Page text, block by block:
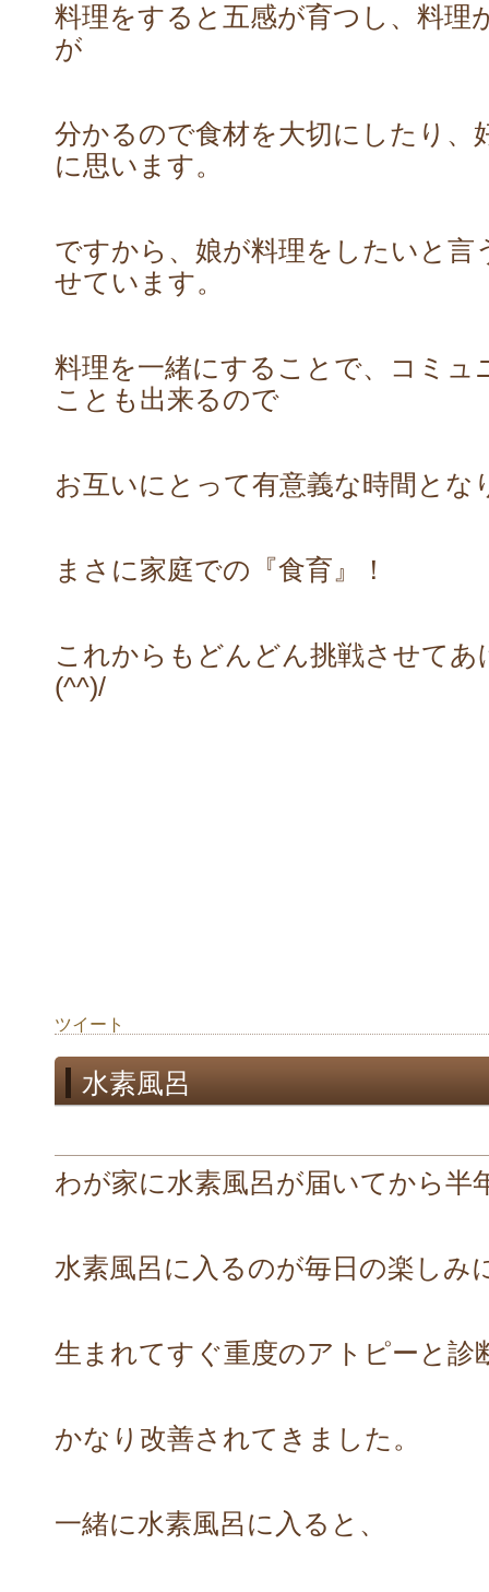
料理をすると五感が育つし、料理
が
分かるので食材を大切にしたり、
に思います。
ですから、娘が料理をしたいと言
せています。
料理を一緒にすることで、コミュ
ことも出来るので
お互いにとって有意義な時間とな
まさに家庭での『食育』！
これからもどんどん挑戦させて
(^^)/
ツイート
水素風呂
わが家に水素風呂が届いてから半
水素風呂に入るのが毎日の楽しみ
生まれてすぐ重度のアトピーと診
かなり改善されてきました。
一緒に水素風呂に入ると、